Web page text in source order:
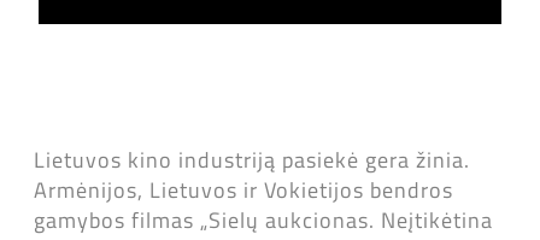
Lietuvos kino industriją pasiekė gera žinia.
Armėnijos, Lietuvos ir Vokietijos bendros
gamybos filmas „Sielų aukcionas. Neįtikėtina